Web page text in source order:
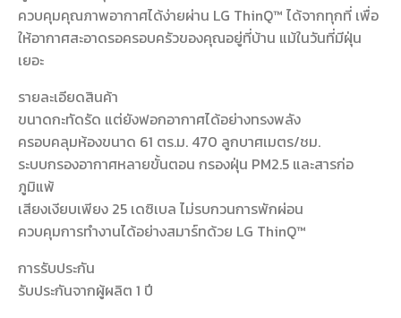
ควบคุมคุณภาพอากาศได้ง่ายผ่าน LG ThinQ™ ได้จากทุกที่ เพื่อ
ให้อากาศสะอาดรอครอบครัวของคุณอยู่ที่บ้าน แม้ในวันที่มีฝุ่น
เยอะ
รายละเอียดสินค้า
ขนาดกะทัดรัด แต่ยังฟอกอากาศได้อย่างทรงพลัง
ครอบคลุมห้องขนาด 61 ตร.ม. 470 ลูกบาศเมตร/ชม.
ระบบกรองอากาศหลายขั้นตอน กรองฝุ่น PM2.5 และสารก่อ
ภูมิแพ้
เสียงเงียบเพียง 25 เดซิเบล ไม่รบกวนการพักผ่อน
ควบคุมการทำงานได้อย่างสมาร์ทด้วย LG ThinQ™
การรับประกัน
รับประกันจากผู้ผลิต 1 ปี